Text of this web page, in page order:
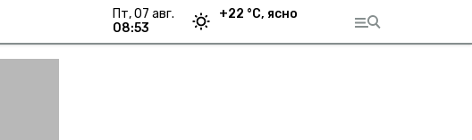
пт, 07 авг.
08:53
+22 °С, ясно